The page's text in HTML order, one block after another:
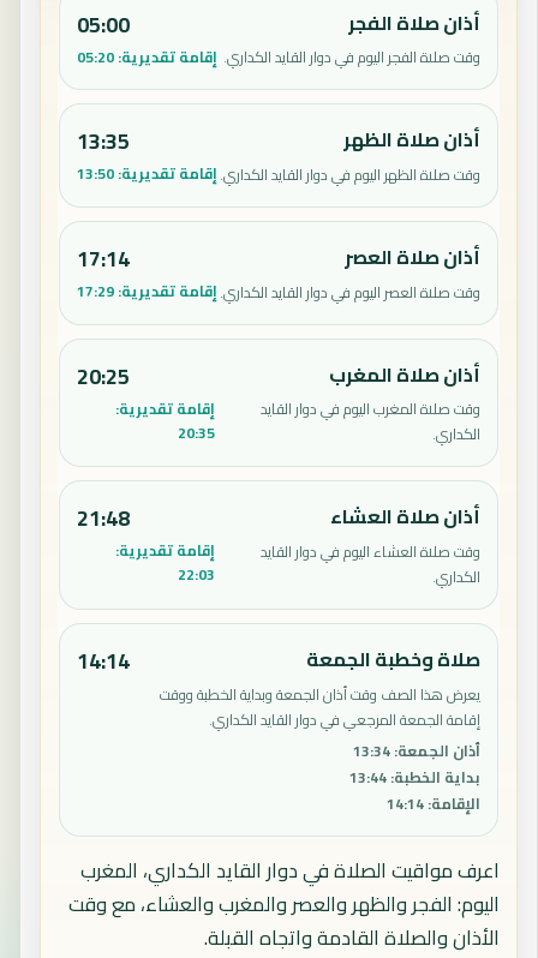
أذان صلاة الفجر
وقت صلاة الفجر اليوم في دوار القايد الكداري.
05:00
إقامة تقديرية:05:20
أذان صلاة الظهر
وقت صلاة الظهر اليوم في دوار القايد الكداري.
13:35
إقامة تقديرية:13:50
أذان صلاة العصر
وقت صلاة العصر اليوم في دوار القايد الكداري.
17:14
إقامة تقديرية:17:29
أذان صلاة المغرب
وقت صلاة المغرب اليوم في دوار القايد
الكداري.
20:25
إقامة تقديرية:
20:35
أذان صلاة العشاء
وقت صلاة العشاء اليوم في دوار القايد
الكداري.
21:48
إقامة تقديرية:
22:03
صلاة وخطبة الجمعة
يعرض هذا الصف وقت أذان الجمعة وبداية الخطبة ووقت
إقامة الجمعة المرجعي في دوار القايد الكداري.
أذان الجمعة:
13:34
بداية الخطبة:
13:44
الإقامة:
14:14
14:14
اعرف مواقيت الصلاة في دوار القايد الكداري، المغرب
اليوم: الفجر والظهر والعصر والمغرب والعشاء، مع وقت
الأذان والصلاة القادمة واتجاه القبلة.